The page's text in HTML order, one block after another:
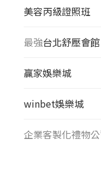
美容丙級證照班
最強台北舒壓會館
贏家娛樂城
winbet娛樂城
企業客製化禮物